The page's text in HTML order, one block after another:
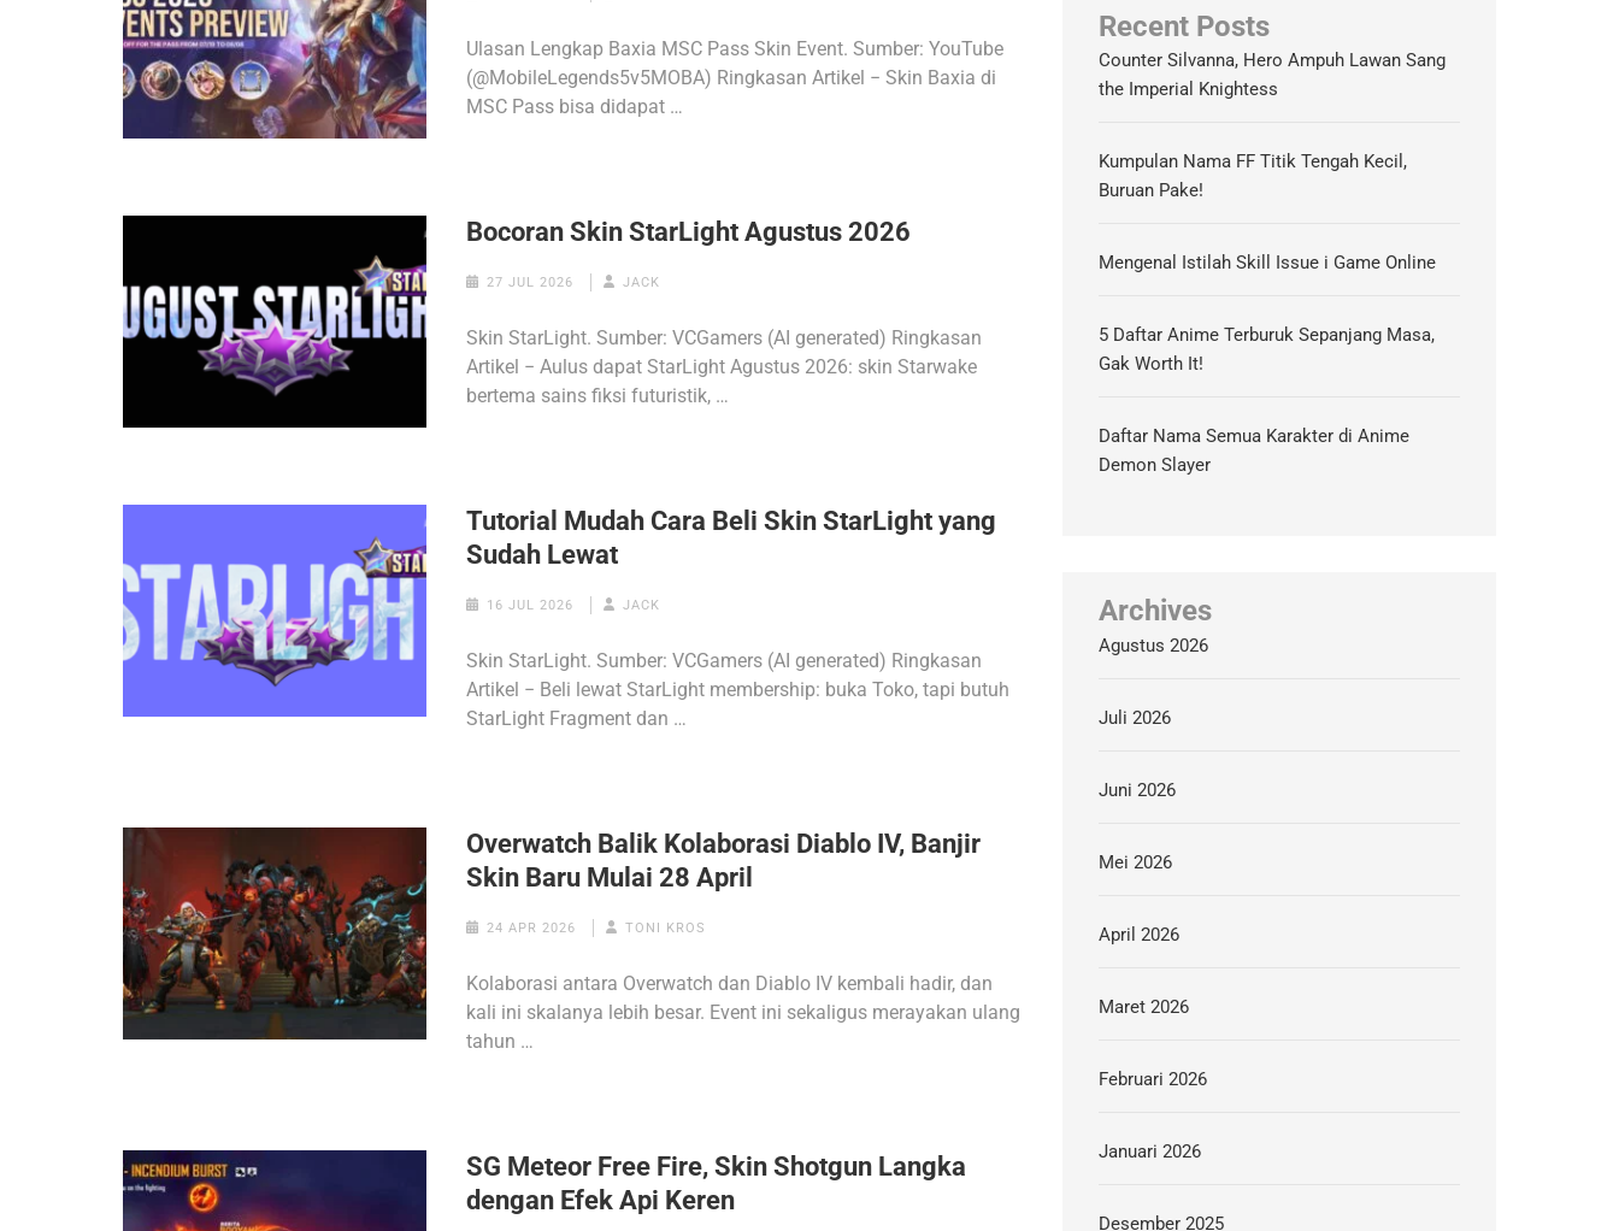
Ulasan Lengkap Baxia MSC Pass Skin Event. Sumber: YouTube
(@MobileLegends5v5MOBA) Ringkasan Artikel − Skin Baxia di
MSC Pass bisa didapat …
Bocoran Skin StarLight Agustus 2026
27 JUL 2026 JACK
Skin StarLight. Sumber: VCGamers (AI generated) Ringkasan
Artikel − Aulus dapat StarLight Agustus 2026: skin Starwake
bertema sains fiksi futuristik, …
Tutorial Mudah Cara Beli Skin StarLight yang
Sudah Lewat
16 JUL 2026 JACK
Skin StarLight. Sumber: VCGamers (AI generated) Ringkasan
Artikel − Beli lewat StarLight membership: buka Toko, tapi butuh
StarLight Fragment dan …
Overwatch Balik Kolaborasi Diablo IV, Banjir
Skin Baru Mulai 28 April
24 APR 2026 TONI KROS
Kolaborasi antara Overwatch dan Diablo IV kembali hadir, dan
kali ini skalanya lebih besar. Event ini sekaligus merayakan ulang
tahun …
SG Meteor Free Fire, Skin Shotgun Langka
dengan Efek Api Keren
Recent Posts
Counter Silvanna, Hero Ampuh Lawan Sang
the Imperial Knightess
Kumpulan Nama FF Titik Tengah Kecil,
Buruan Pake!
Mengenal Istilah Skill Issue i Game Online
5 Daftar Anime Terburuk Sepanjang Masa,
Gak Worth It!
Daftar Nama Semua Karakter di Anime
Demon Slayer
Archives
Agustus 2026
Juli 2026
Juni 2026
Mei 2026
April 2026
Maret 2026
Februari 2026
Januari 2026
Desember 2025